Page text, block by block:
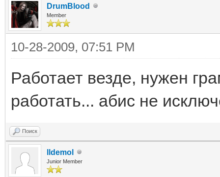
DrumBlood
Member
10-28-2009, 07:51 PM
Работает везде, нужен
работать... абис не
Поиск
lldemol
Junior Member